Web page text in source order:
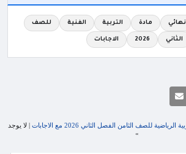
نهائي مادة التربية الفنية للصف
الثاني 2026 الاجابات
| لا يوجد
»